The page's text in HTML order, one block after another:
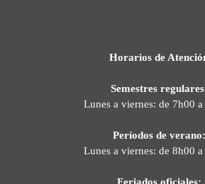
Horarios de
Semestres
Lunes a viernes: de 7h00
Períodos de verano:
Lunes a viernes: de 8h00
Feriados oficiales: